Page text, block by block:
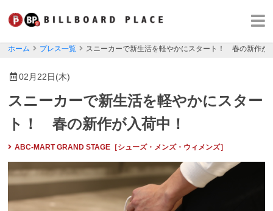
ホーム プレス一覧 スニーカーで新生活を軽やかにスタート！ 春の新作が
02月22日(木)
スニーカーで新生活を軽やかにスター
ト！ 春の新作が入荷中！
ABC-MART GRAND STAGE［シューズ・メンズ・ウィメンズ］